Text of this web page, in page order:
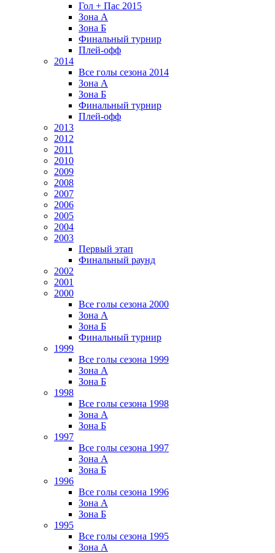
Гол + Пас 2015
Зона А
Зона Б
Финальный турнир
Плей-офф
2014
Все голы сезона 2014
Зона А
Зона Б
Финальный турнир
Плей-офф
2013
2012
2011
2010
2009
2008
2007
2006
2005
2004
2003
Первый этап
Финальный раунд
2002
2001
2000
Все голы сезона 2000
Зона А
Зона Б
Финальный турнир
1999
Все голы сезона 1999
Зона А
Зона Б
1998
Все голы сезона 1998
Зона А
Зона Б
1997
Все голы сезона 1997
Зона А
Зона Б
1996
Все голы сезона 1996
Зона А
Зона Б
1995
Все голы сезона 1995
Зона А